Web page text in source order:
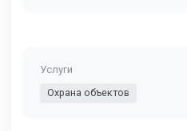
Услуги
Охрана объектов